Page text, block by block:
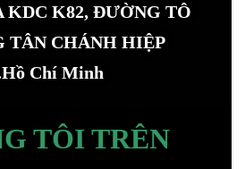
KDC K82, ĐƯỜNG TÔ
TÂN CHÁNH HIỆP
Chí Minh
TÔI TRÊN